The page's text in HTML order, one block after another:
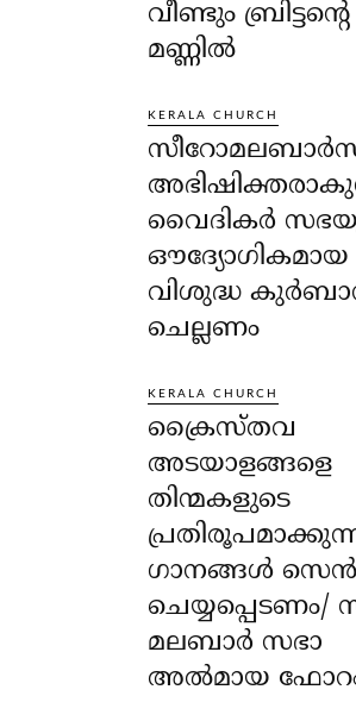
വീണ്ടും ബ്രിട്ടന്റെ
മണ്ണിൽ
KERALA CHURCH
വൈദികർ
ഔദ്യോഗികമായ
വിശുദ്ധ
ചെല്ലണം
KERALA CHURCH
ക്രൈസ്തവ
അടയാളങ്ങളെ
തിന്മകളുടെ
ഗാനങ്ങൾ
ചെയ്യപ്പെടണം/
മലബാർ സഭാ
അൽമായ